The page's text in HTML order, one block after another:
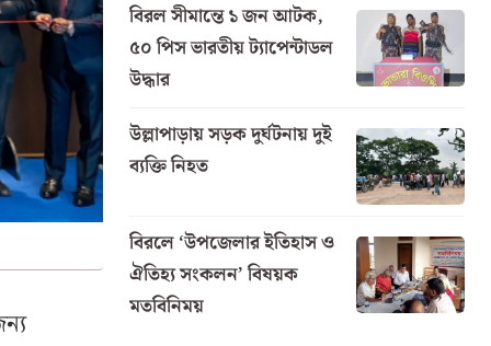
বিরল সীমান্তে ১ জন আটক,
৫০ পিস ভারতীয় ট্যাপেন্টাডল
উদ্ধার
উল্লাপাড়ায় সড়ক দুর্ঘটনায় দুই
ব্যক্তি নিহত
বিরলে ‘উপজেলার ইতিহাস ও
ঐতিহ্য সংকলন’ বিষয়ক
মতবিনিময়